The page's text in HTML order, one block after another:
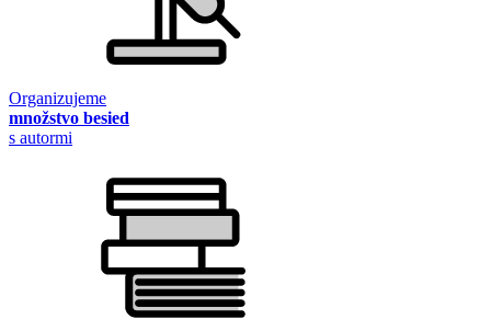
Organizujeme
množstvo besied
s autormi